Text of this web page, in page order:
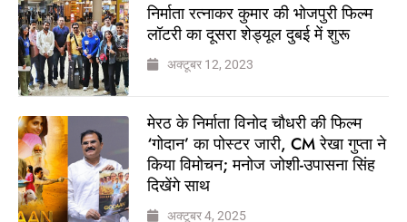
निर्माता रत्नाकर कुमार की भोजपुरी फिल्म
लॉटरी का दूसरा शेड्यूल दुबई में शुरू
अक्टूबर 12, 2023
मेरठ के निर्माता विनोद चौधरी की फिल्म
‘गोदान’ का पोस्टर जारी, CM रेखा गुप्ता ने
किया विमोचन; मनोज जोशी-उपासना सिंह
दिखेंगे साथ
अक्टूबर 4, 2025